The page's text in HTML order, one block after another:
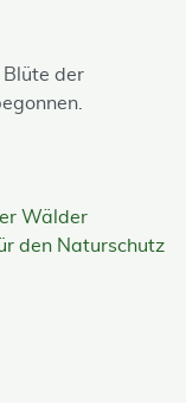
Blüte der
Wälder
den Naturschutz